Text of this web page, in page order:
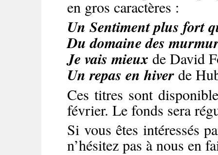
en gros caractères :
Un Sentiment plus fort
Du domaine des
Je vais mieux de David
Un repas en hiver de
Ces titres sont
février. Le fonds sera
Si vous êtes intéressés
n’hésitez pas à nous en